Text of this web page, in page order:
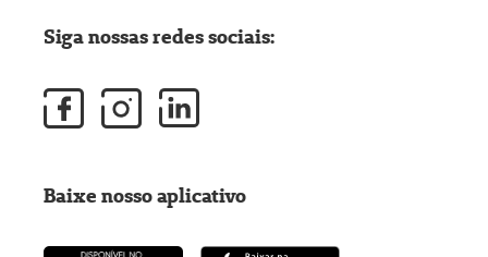
Siga nossas redes sociais:
Baixe nosso aplicativo